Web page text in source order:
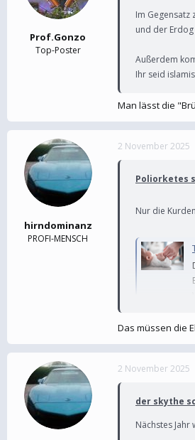
Prof.Gonzo
Top-Poster
Im Gegensatz
und der
Außerdem
Ihr seid
Man lässt die
hirndominanz
PROFI-MENSCH
2 November 2025
Poliorketes
Nur die
Die
Unsicherheit
Prozent der
Das müssen die
2 November 2025
der skythe
Nächstes